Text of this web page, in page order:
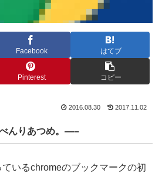
Facebook はてブ
Pinterest コピー
2016.08.30 2017.11.02
んりあつめ。—–
いるchromeのブックマークの初